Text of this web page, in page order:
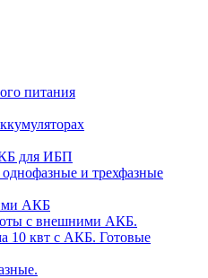
питания
для ИБП
и трехфазные
АКБ
с внешними АКБ.
10 квт с АКБ. Готовые